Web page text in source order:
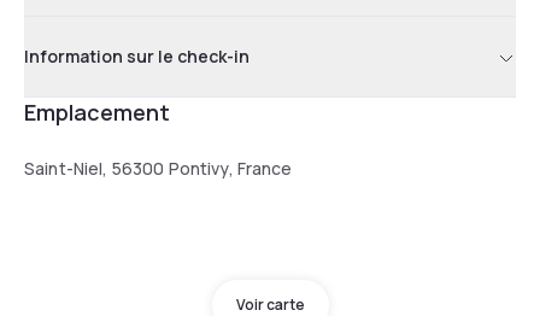
Information sur le check-in
Emplacement
Saint-Niel, 56300 Pontivy, France
Voir carte